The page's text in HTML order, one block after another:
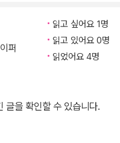
히 해서 돈 벌기’ 대작전을 계
는 것인데, 루이스가 침묵하
연습을 해 보지만 31초가
다며 1분 재기 연습을 하는
혀 주고, 소매에다 ‘쉬이이이
퍼
읽고 싶어요 1명
읽고 있어요 0명
읽었어요 4명
글을 확인할 수 있습니다.